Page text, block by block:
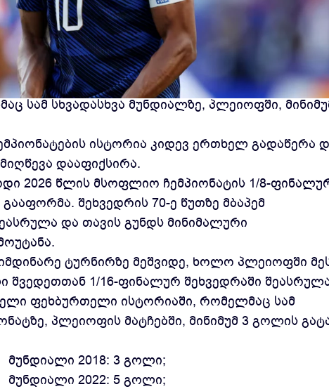
კილიან მბაპე ისტორიაში სადებიუტო
სამ სხვადასხვა მუნდიალზე, პლეიოფში,
ისტორია კიდევ ერთხელ გადაწერა
დააფიქსირა.
2026 წლის მსოფლიო ჩემპიონატის 1/8-
შეხვედრის 70-ე წუთზე მბაპემ
და თავის გუნდს მინიმალური
ტურნირზე მეშვიდე, ხოლო პლეიოფში
შვედეთთან 1/16-ფინალურ შეხვედრაში
ფეხბურთელი ისტორიაში, რომელმაც სამ
პლეიოფის მატჩებში, მინიმუმ 3 გოლის
მუნდიალი 2018: 3 გოლი;
მუნდიალი 2022: 5 გოლი;